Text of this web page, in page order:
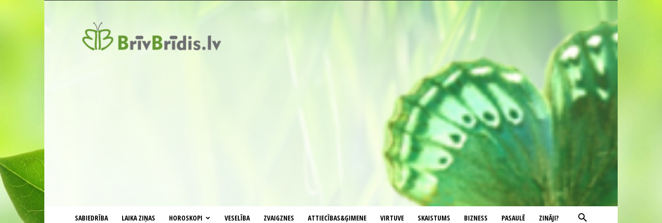
SABIEDRĪBA LAIKA ZIŅAS HOROSKOPI VESELĪBA ZVAIGZNES ATTIECĪBAS&ĢIMENE VIRTUVE SKAISTUMS BIZNESS PASAULĒ ZINĀJI?